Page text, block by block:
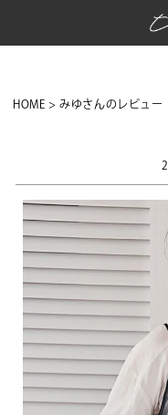
HOME みゆさんのレビュー
2